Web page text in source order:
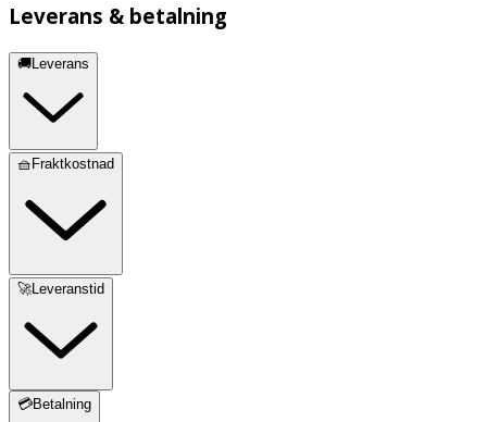
Leverans & betalning
🚚Leverans
🧺Fraktkostnad
🚀Leveranstid
💳Betalning